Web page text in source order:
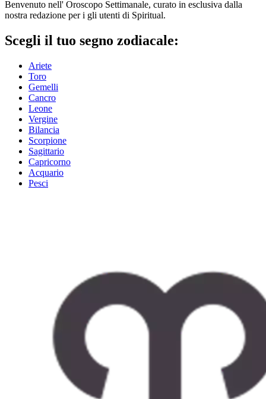
Benvenuto nell' Oroscopo Settimanale, curato in esclusiva dalla
nostra redazione per i gli utenti di Spiritual.
Scegli il tuo segno zodiacale:
Ariete
Toro
Gemelli
Cancro
Leone
Vergine
Bilancia
Scorpione
Sagittario
Capricorno
Acquario
Pesci